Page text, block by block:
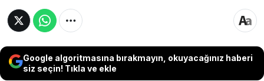
Google algoritmasına bırakmayın, okuyacağınız haberi
siz seçin! Tıkla ve ekle